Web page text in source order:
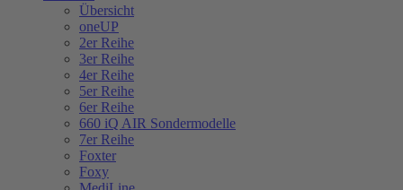
Übersicht
oneUP
2er Reihe
3er Reihe
4er Reihe
5er Reihe
6er Reihe
660 iQ AIR Sondermodelle
7er Reihe
Foxter
Foxy